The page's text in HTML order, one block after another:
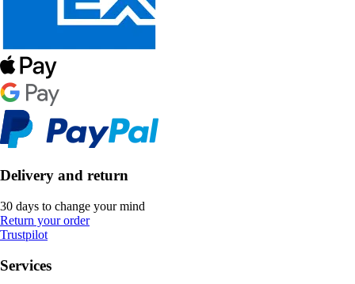
Delivery and return
30 days to change your mind
Return your order
Trustpilot
Services